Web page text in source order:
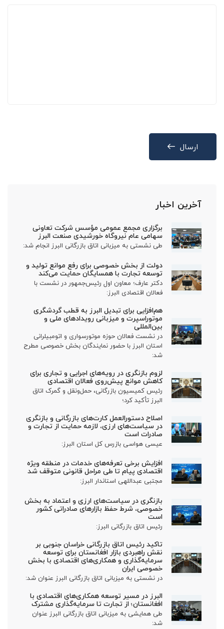
ارسال
آخرین اخبار
برگزاری مجمع عمومی مؤسس شرکت تعاونی
سهامی عام نیروگاه خورشیدی صنعت البرز
طی نشستی به میزبانی اتاق بازرگانی البرز انجام شد:
دولت از بخش خصوصی برای رفع موانع تولید و
توسعه تجارت با همسایگان حمایت می‌کند
دکتر عارف؛ معاون اول رئیس‌جمهور در نشست با
فعالان اقتصادی البرز:
هم‌افزایی برای تبدیل البرز به قطب گردشگری
موتوراسپرت و میزبانی رویدادهای ملی و
بین‌المللی
در نشست فعالان حوزه موتورسواری و اتومبیلرانی
استان البرز با حضور نمایندگان بخش خصوصی مطرح
شد:
لزوم بازنگری در رویه‌های اجرایی و تجاری برای
کاهش موانع پیش‌روی فعالان اقتصادی
رئیس کمیسیون بازرگانی، حمل‌ونقل و گمرک اتاق
البرز تأکید کرد؛
اصلاح دستورالعمل کارت‌های بازرگانی و بازنگری
در سیاست‌های ارزی، لازمه حمایت از تجارت و
صادرات است
عیسی هواسی بازرس کل استان البرز:
افزایش برخی تعرفه‌های خدمات در منطقه ویژه
اقتصادی پیام تا طی مراحل قانونی متوقف شد
مجتبی عبداللهی استاندار البرز:
بازنگری در سیاست‌های ارزی و اعتماد به بخش
خصوصی، شرط حفظ بازارهای صادراتی کشور
است
رئیس اتاق بازرگانی البرز:
تاکید رئیس اتاق بازرگانی خراسان جنوبی بر
نقش راهبردی بازار افغانستان برای توسعه
سرمایه‌گذاری و همکاری‌های اقتصادی با بخش
خصوصی ایران
در نشستی به میزبانی اتاق بازرگانی البرز عنوان شد:
البرز در مسیر توسعه همکاری‌های اقتصادی با
افغانستان؛ از تجارت تا سرمایه‌گذاری مشترک
طی همایشی به میزبانی اتاق بازرگانی البرز عنوان
شد: